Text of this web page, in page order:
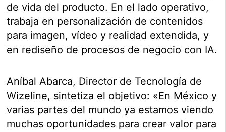
de vida del producto. En el lado operativo,
trabaja en personalización de contenidos
para imagen, vídeo y realidad extendida, y
en rediseño de procesos de negocio con IA.
Aníbal Abarca, Director de Tecnología de
Wizeline, sintetiza el objetivo: «En México y
varias partes del mundo ya estamos viendo
muchas oportunidades para crear valor para